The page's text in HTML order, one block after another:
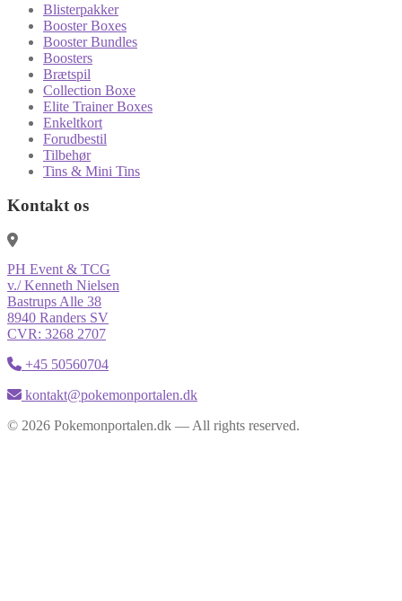
Blisterpakker
Booster Boxes
Booster Bundles
Boosters
Brætspil
Collection Boxe
Elite Trainer Boxes
Enkeltkort
Forudbestil
Tilbehør
Tins & Mini Tins
Kontakt os
PH Event & TCG
v./ Kenneth Nielsen
Bastrups Alle 38
8940 Randers SV
CVR: 3268 2707
+45 50560704
kontakt@pokemonportalen.dk
© 2026 Pokemonportalen.dk — All rights reserved.